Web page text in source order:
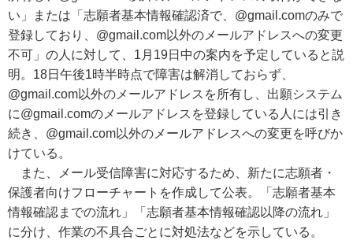
い」または「志願者基本情報確認済で、@gmail.comのみで
登録しており、@gmail.com以外のメールアドレスへの変更
不可」の人に対して、1月19日中の案内を予定していると説
明。18日午後1時半時点で障害は解消しておらず、
@gmail.com以外のメールアドレスを所有し、出願システム
に@gmail.comのメールアドレスを登録している人には引き
続き、@gmail.com以外のメールアドレスへの変更を呼びか
けている。
また、メール受信障害に対応するため、新たに志願者・
保護者向けフローチャートを作成して公表。「志願者基本
情報確認までの流れ」「志願者基本情報確認以降の流れ」
に分け、作業の不具合ごとに対処法などを示している。